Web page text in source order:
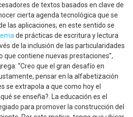
de textos basados en clave de
cierta agenda tecnológica que se
las aplicaciones; en este sentido se
de prácticas de escritura y lectura
de la inclusión de las particularidades
que contiene nuevas prestaciones”,
“Creo que el gran desafío en
pensar en la alfabetización
se extrapola a que como hoy el
se enseña?. La educación es el
para promover la construcción del